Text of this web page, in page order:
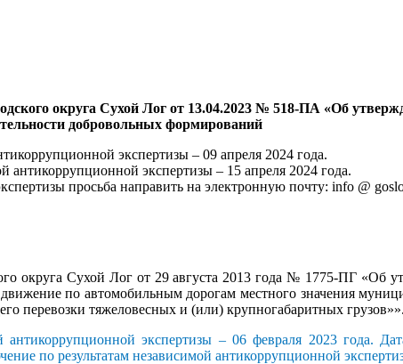
округа Сухой Лог от 13.04.2023 № 518-ПА «Об
добровольных формирований
экспертизы – 09 апреля 2024 года.
антикоррупционной экспертизы – 15 апреля 2024 года.
просьба направить на электронную почту: info @
округа Сухой Лог от 29 августа 2013 года № 1775-ПГ «Об
движение по автомобильным дорогам местного
перевозки тяжеловесных и (или) крупногабаритных грузов»».
экспертизы – 06 февраля 2023 года.
по результатам независимой антикоррупционной